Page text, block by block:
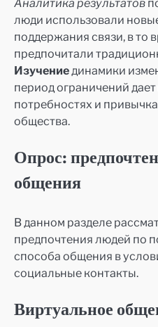
Аналитика результатов
люди использовали
поддержания связи, в то
предпочитали
Изучениединамики
период ограничений
потребностях и
общества.
Опрос:
общения
В данном разделе
предпочтения людей по
способа общения в
социальные контакты.
Виртуальное